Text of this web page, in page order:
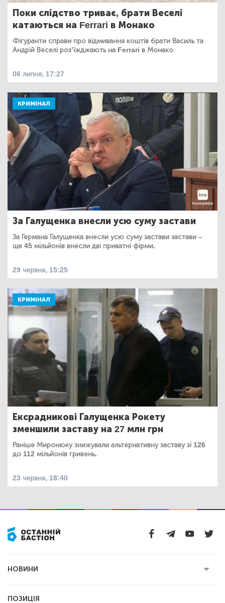
Поки слідство триває, брати Веселі
катаються на Ferrari в Монако
Фігуранти справи про відмивання коштів брати Василь та
Андрій Веселі роз’їжджають на Ferrari в Монако
06 липня, 17:27
КРИМІНАЛ
За Галущенка внесли усю суму застави
За Германа Галущенка внесли усю суму застави застави –
ще 45 мільйонів внесли дві приватні фірми.
29 червня, 15:25
КРИМІНАЛ
Ексрадникові Галущенка Рокету
зменшили заставу на 27 млн грн
Раніше Миронюку знижували альтернативну заставу зі 126
до 112 мільйонів гривень.
23 червня, 18:40
НОВИНИ
ПОЗИЦІЯ